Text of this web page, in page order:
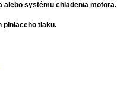
alebo systému chladenia motora.
plniaceho tlaku.